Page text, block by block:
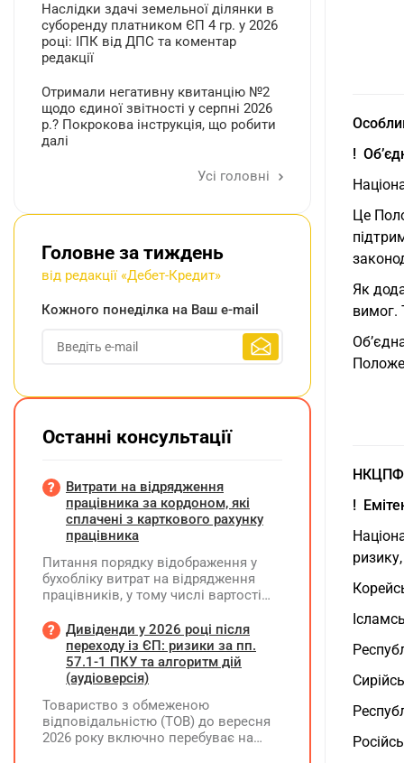
Наслідки здачі земельної ділянки в
суборенду платником ЄП 4 гр. у 2026
році: ІПК від ДПС та коментар
редакції
Отримали негативну квитанцію №2
щодо єдиної звітності у серпні 2026
р.? Покрокова інструкція, що робити
далі
Усі головні
Головне за тиждень
від редакції «Дебет-Кредит»
Кожного понеділка на Ваш e-mail
Останні консультації
Витрати на відрядження
працівника за кордоном, які
сплачені з карткового рахунку
працівника
Питання порядку відображення у
бухобліку витрат на відрядження
працівників, у тому числі вартості
карткового рахунку працівника та
підтвердження таких операцій
первинними документами, належать
до компетенції Мінфіну
Дивіденди у 2026 році після
переходу із ЄП: ризики за пп.
57.1-1 ПКУ та алгоритм дій
(аудіоверсія)
Товариство з обмеженою
відповідальністю (ТОВ) до вересня
2026 року включно перебуває на
!
Це
Як
вимог.
!